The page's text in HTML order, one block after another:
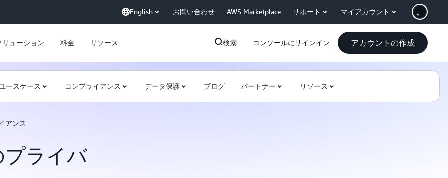
English お問い合わせ AWS Marketplace サポート マイアカウント
リューション 料金 リソース 検索 コンソールにサインイン アカウントの作成
ースケース コンプライアンス データ保護 ブログ パートナー リソース
アンス
プライバ